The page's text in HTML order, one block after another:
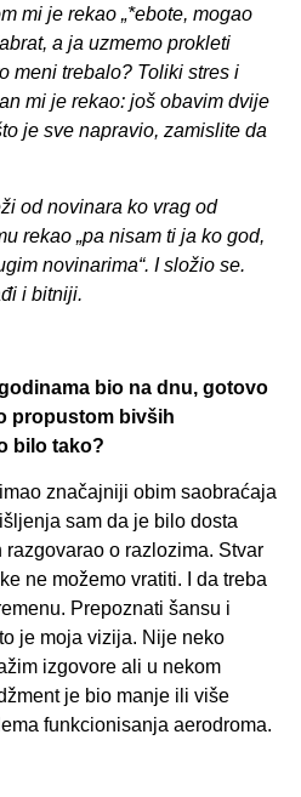
mi je rekao „*ebote, mogao
a ja uzmemo prokleti
meni trebalo? Toliki stres i
mi je rekao: još obavim dvije
je sve napravio, zamislite da
od novinara ko vrag od
rekao „pa nisam ti ja ko god,
novinarima“. I složio se.
i bitniji.
bio na dnu, gotovo
propustom bivših
bilo tako?
značajniji obim saobraćaja
sam da je bilo dosta
o razlozima. Stvar
ne možemo vratiti. I da treba
Prepoznati šansu i
je moja vizija. Nije neko
izgovore ali u nekom
je bio manje ili više
funkcionisanja aerodroma.